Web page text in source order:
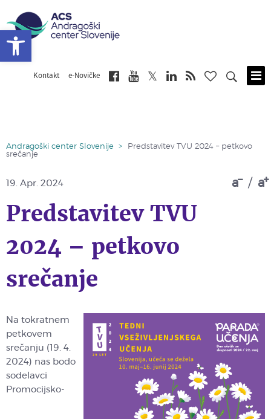
Kontakt e-Novičke
Andragoški center Slovenije >
Predstavitev TVU 2024 – petkovo
srečanje
a / a
19. Apr. 2024
Predstavitev TVU
2024 – petkovo
srečanje
Na tokratnem
petkovem
srečanju (19. 4.
2024) nas bodo
sodelavci
Promocijsko-
Open toolbar